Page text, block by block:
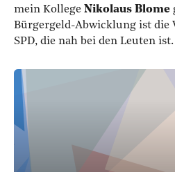
mein Kollege Nikolaus Blome
Bürgergeld-Abwicklung ist die
SPD, die nah bei den Leuten ist.